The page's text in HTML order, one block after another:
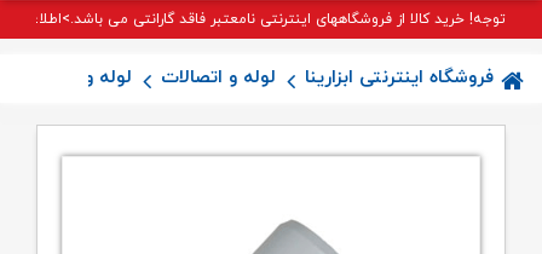
توجه! خرید کالا از فروشگاههای اینترنتی نامعتبر فاقد گارانتی می باشد.>اطلاعات
فروشگاه اینترنتی ابزارینا لوله و اتصالات لوله و اتصالات